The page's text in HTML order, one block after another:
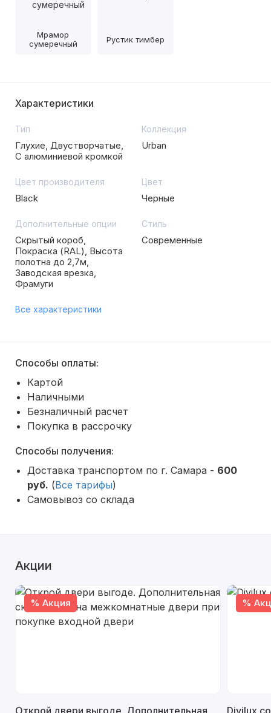
Мрамор
сумеречный
Рустик тимбер
Характеристики
Тип
Глухие, Двустворчатые,
С алюминиевой кромкой
Коллекция
Urban
Цвет производителя
Black
Цвет
Черные
Дополнительные опции
Скрытый короб,
Покраска (RAL), Высота
полотна до 2,7м,
Заводская врезка,
Фрамуги
Стиль
Современные
Все характеристики
Способы оплаты:
Картой
Наличными
Безналичный расчет
Покупка в рассрочку
Способы получения:
Доставка транспортом по г. Самара - 600
руб. (Все тарифы)
Самовывоз со склада
Акции
% Акция
Открой двери выгоде. Дополнительная
%
Divilux